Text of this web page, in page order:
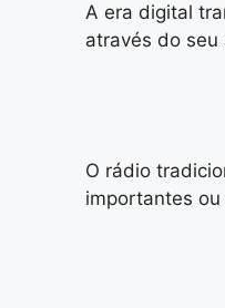
A era digital
através do
O rádio
importantes